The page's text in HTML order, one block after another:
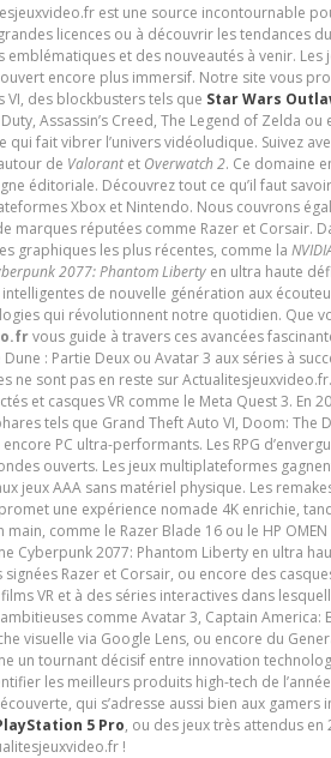
est une source incontournable
licences ou à découvrir les tendances
emblématiques et des nouveautés à venir.
encore plus immersif. Notre site vous
VI, des blockbusters tels que Star Wars
Assassin’s Creed, The Legend of Zelda
qui fait vibrer l’univers vidéoludique. Suivez
de Valorantet Overwatch 2. Ce domaine
éditoriale. Découvrez tout ce qu’il faut
Xbox et Nintendo. Nous couvrons
marques réputées comme Razer et Corsair.
graphiques les plus récentes, comme la
2077: Phantom Libertyen ultra haute
de nouvelle génération aux
qui révolutionnent notre quotidien. Que
vous guide à travers ces avancées
: Partie Deux ou Avatar 3 aux séries à
ne sont pas en reste sur
et casques VR comme le Meta Quest 3. En
tels que Grand Theft Auto VI, Doom: The
encore PC ultra-performants. Les RPG
ouverts. Les jeux multiplateformes
jeux AAA sans matériel physique. Les
une expérience nomade 4K enrichie,
main, comme le Razer Blade 16 ou le HP
Cyberpunk 2077: Phantom Liberty en ultra
Razer et Corsair, ou encore des
VR et à des séries interactives dans
comme Avatar 3, Captain America:
visuelle via Google Lens, ou encore du
un tournant décisif entre innovation
les meilleurs produits high-tech de
qui s’adresse aussi bien aux
5 Pro, ou des jeux très attendus
!